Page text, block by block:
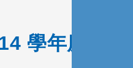
學年度圖